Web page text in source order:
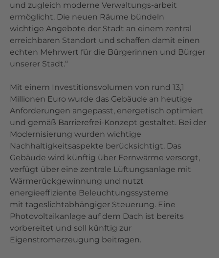
und zugleich moderne Verwaltungs-arbeit
ermöglicht. Die neuen Räume bündeln
wichtige Angebote der Stadt an einem zentral
erreichbaren Standort und schaffen damit einen
echten Mehrwert für die Bürgerinnen und Bürger
unserer Stadt.“
Mit einem Investitionsvolumen von rund 13,1
Millionen Euro wurde das Gebäude an heutige
Anforderungen angepasst, energetisch optimiert
und gemäß Barrierefrei-Konzept gestaltet. Bei der
Modernisierung wurden wichtige
Nachhaltigkeitsaspekte berücksichtigt. Das
Gebäude wird künftig über Fernwärme versorgt,
verfügt über eine zentrale Lüftungsanlage mit
Wärmerückgewinnung und nutzt
energieeffiziente Beleuchtungssysteme
mit tageslichtabhängiger Steuerung. Eine
Photovoltaikanlage auf dem Dach ist bereits
vorbereitet und soll künftig zur
Eigenstromerzeugung beitragen.